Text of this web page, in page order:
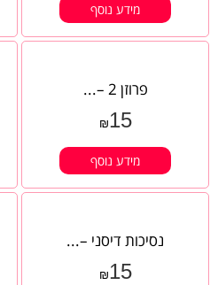
מידע נוסף
פרוזן 2 –...
₪15
מידע נוסף
נסיכות דיסני –...
₪15